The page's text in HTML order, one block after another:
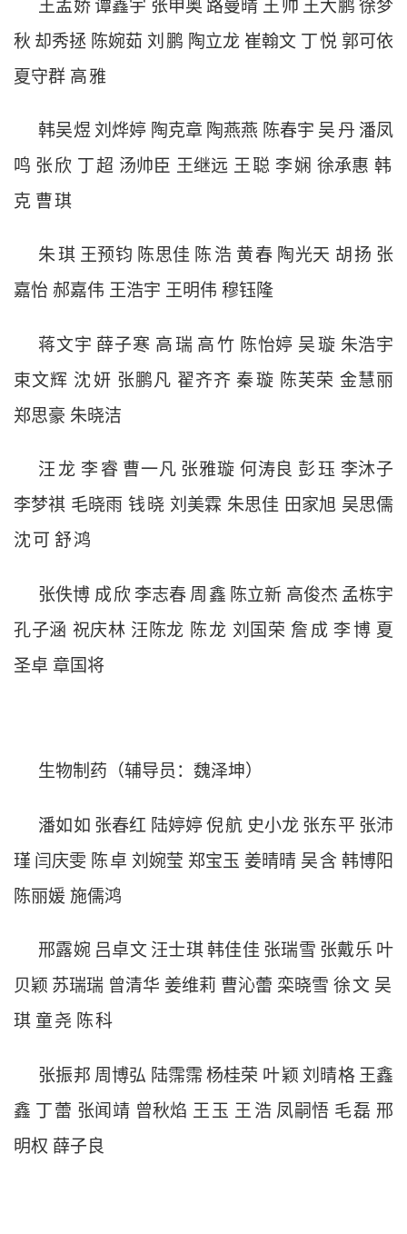
王孟娇 谭鑫宇 张申奥 路曼晴 王 帅 王大鹏 徐梦
秋 却秀拯 陈婉茹 刘 鹏 陶立龙 崔翰文 丁悦 郭可依
夏守群 高雅
韩吴煜 刘烨婷 陶克章 陶燕燕 陈春宇 吴 丹 潘凤
鸣 张欣 丁超 汤帅臣 王继远 王聪 李娴 徐承惠 韩
克 曹琪
朱琪 王预钧 陈思佳 陈浩 黄春 陶光天 胡扬 张
嘉怡 郝嘉伟 王浩宇 王明伟 穆钰隆
蒋文宇 薛子寒 高瑞 高竹 陈怡婷 吴璇 朱浩宇
束文辉 沈妍 张鹏凡 翟齐齐 秦璇 陈芙荣 金慧丽
郑思豪 朱晓洁
汪 龙 李 睿 曹一凡 张雅璇 何涛良 彭 珏 李沐子
李梦祺 毛晓雨 钱 晓 刘美霖 朱思佳 田家旭 吴思儒
沈 可 舒鸿
张佚博 成欣 李志春 周 鑫 陈立新 高俊杰 孟栋宇
孔子涵 祝庆林 汪陈龙 陈龙 刘国荣 詹 成 李博 夏
圣卓 章国将
生物制药（辅导员：魏泽坤）
潘如如 张春红 陆婷婷倪航 史小龙 张东平 张沛
瑾 闫庆雯 陈卓 刘婉莹 郑宝玉 姜晴晴 吴含 韩博阳
陈丽媛 施儒鸿
邢露婉 吕卓文 汪士琪 韩佳佳 张瑞雪 张戴乐 叶
贝颖 苏瑞瑞 曾清华 姜维莉 曹沁蕾 栾晓雪 徐文 吴
琪 童尧 陈科
张振邦 周博弘 陆霈霈 杨桂荣 叶颖 刘晴格 王鑫
鑫 丁蕾 张闻靖 曾秋焰 王 玉 王 浩 凤嗣悟 毛磊 邢
明权 薛子良